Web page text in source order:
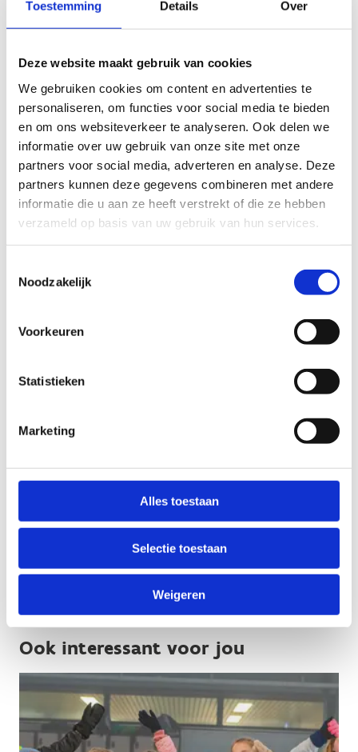
Toestemming Details Over
Deze website maakt gebruik van cookies
We gebruiken cookies om content en advertenties te
personaliseren, om functies voor social media te bieden
en om ons websiteverkeer te analyseren. Ook delen we
informatie over uw gebruik van onze site met onze
partners voor social media, adverteren en analyse. Deze
partners kunnen deze gegevens combineren met andere
informatie die u aan ze heeft verstrekt of die ze hebben
verzameld op basis van uw gebruik van hun services.
Noodzakelijk
Voorkeuren
Statistieken
Marketing
Alles toestaan
Selectie toestaan
Weigeren
Hoe bereik je ons
Meer informatie nodig? Contacteer
Sport Vlaanderen Hasselt
Stuur een bericht
Ook interessant voor jou